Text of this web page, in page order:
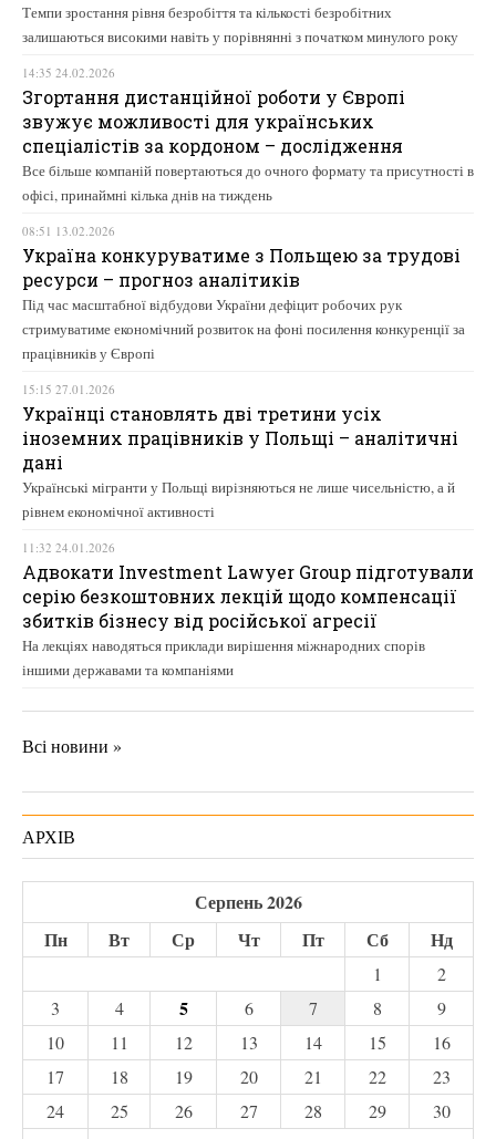
Темпи зростання рівня безробіття та кількості безробітних
залишаються високими навіть у порівнянні з початком минулого року
14:35 24.02.2026
Згортання дистанційної роботи у Європі
звужує можливості для українських
спеціалістів за кордоном – дослідження
Все більше компаній повертаються до очного формату та присутності в
офісі, принаймні кілька днів на тиждень
08:51 13.02.2026
Україна конкуруватиме з Польщею за трудові
ресурси – прогноз аналітиків
Під час масштабної відбудови України дефіцит робочих рук
стримуватиме економічний розвиток на фоні посилення конкуренції за
працівників у Європі
15:15 27.01.2026
Українці становлять дві третини усіх
іноземних працівників у Польщі – аналітичні
дані
Українські мігранти у Польщі вирізняються не лише чисельністю, а й
рівнем економічної активності
11:32 24.01.2026
Адвокати Investment Lawyer Group підготували
серію безкоштовних лекцій щодо компенсації
збитків бізнесу від російської агресії
На лекціях наводяться приклади вирішення міжнародних спорів
іншими державами та компаніями
Всі новини »
АРХІВ
Серпень 2026
Пн
Вт Ср Чт Пт Сб Нд
1
2
3
4 5 6 7 8
9
10
11 12 13 14 15
16
17
18 19 20 21 22
23
24
25 26 27 28 29
30